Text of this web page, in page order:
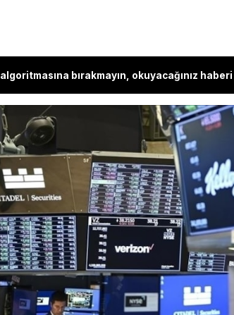
bırakmayın, okuyacağınız
ABD Merkez Bankası'nın
beklentilerin yılın son
piyasalarda hafta içi negatif bir
hafta ABD'de açıklanacak